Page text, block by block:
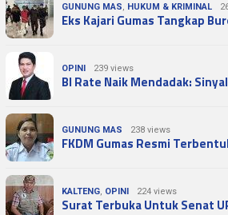
GUNUNG MAS, HUKUM & KRIMINAL
Eks Kajari Gumas Tangkap
OPINI 239 views
BI Rate Naik Mendadak:
GUNUNG MAS 238 views
FKDM Gumas Resmi
KALTENG, OPINI 224 views
Surat Terbuka Untuk Senat